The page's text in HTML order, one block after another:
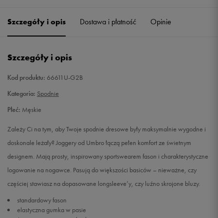
M Powiadom o dostępności
XXL Powiadom o dostępności
Szczegóły i opis Dostawa i płatność Opinie
Szczegóły i opis
Kod produktu: 66611U-G2B
Kategoria: Spodnie
Płeć: Męskie
Zależy Ci na tym, aby Twoje spodnie dresowe były maksymalnie wygodne i
doskonale leżały? Joggery od Umbro łączą pełen komfort ze świetnym
designem. Mają prosty, inspirowany sportswearem fason i charakterystyczne
logowanie na nogawce. Pasują do większości basiców – nieważne, czy
częściej stawiasz na dopasowane longsleeve’y, czy luźno skrojone bluzy.
standardowy fason
elastyczna gumka w pasie